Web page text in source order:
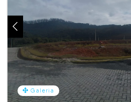
Galeria